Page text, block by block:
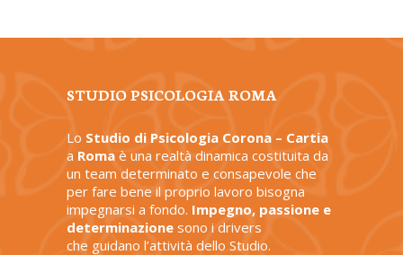
STUDIO PSICOLOGIA ROMA
Lo Studio di Psicologia Corona – Cartia
a Roma è una realtà dinamica costituita da
un team determinato e consapevole che
per fare bene il proprio lavoro bisogna
impegnarsi a fondo. Impegno, passione e
determinazione sono i drivers
che guidano l’attività dello Studio.